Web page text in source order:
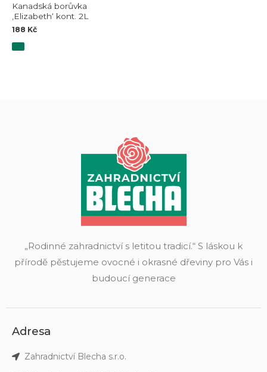
Kanadská borůvka
‚Elizabeth‘ kont. 2L
188 Kč
„Rodinné zahradnictví s letitou tradicí.“ S láskou k
přírodě pěstujeme ovocné i okrasné dřeviny pro Vás i
budoucí generace
Adresa
Zahradnictví Blecha s.r.o.